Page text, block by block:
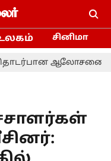
சினிமா
தமிழக